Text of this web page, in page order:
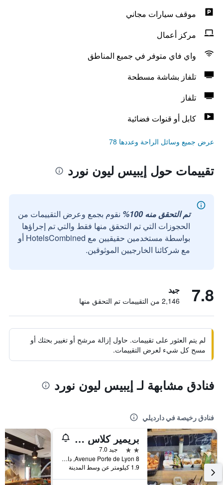
موقف سيارات مجاني
مركز أعمال
واي فاي متوفر في جميع المناطق
تلفاز بشاشة مسطحة
تلفاز
كابل أو قنوات فضائية
عرض جميع وسائل الراحة وعددها 78
تقييمات حول إيبيس ليون نورد
تم التحقق منه 100%
نقوم بجمع وعرض التقييمات من
الحجوزات التي تم التحقق منها فقط والتي تم إجراؤها
بواسطة مستخدمين حقيقيين مع HotelsCombined أو
مع شركائنا الخارجيين الموثوقين.
7.8 جيد
2,146 من التقييمات تم التحقق منها
لم يتم العثور على تقييمات. حاول إزالة مرشح أو تغيير بحثك أو
مسح كل شيء لعرض التقييمات.
فنادق مشابهة لـ إيبيس ليون نورد
فنادق رخيصة في دارديلي
بريمير كلاس ليون نورد - دارديلي
2 نجمتين
جيد 7.0
8 Avenue Porte de Lyon, دارديلي, Lyon Metropolis, فرنسا
1.9 كيلومتر عن وسط المدينة